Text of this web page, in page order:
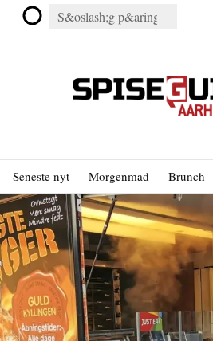
Seneste nyt Morgenmad Brunch